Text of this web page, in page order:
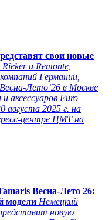
свои новые
и Remonte,
Германии,
Лето’26 в Москве
аксессуаров Euro
августа 2025 г. на
центре ЦМТ на
Весна-Лето 26:
модели Немецкий
новую